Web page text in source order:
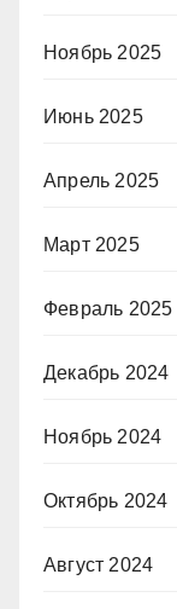
Ноябрь 2025
Июнь 2025
Апрель 2025
Март 2025
Февраль 2025
Декабрь 2024
Ноябрь 2024
Октябрь 2024
Август 2024